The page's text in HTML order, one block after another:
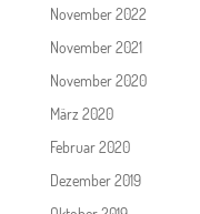
November 2022
November 2021
November 2020
März 2020
Februar 2020
Dezember 2019